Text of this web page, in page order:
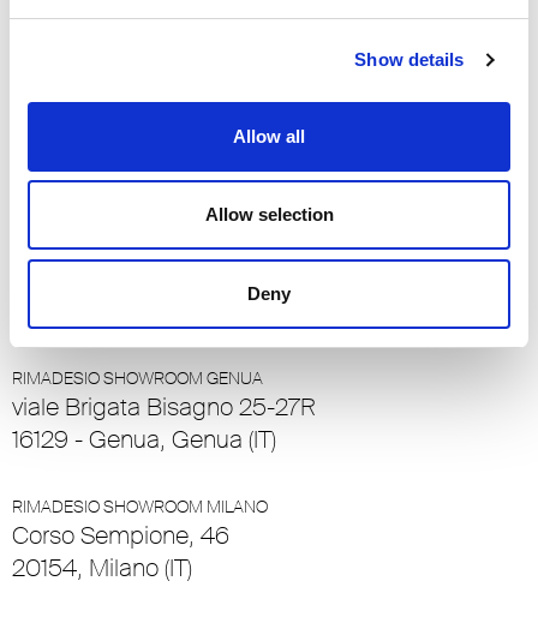
Show details
Allow all
Allow selection
Deny
via Visconti di Modrone 26
22100 - Como, Como (IT)
RIMADESIO SHOWROOM COSENZA
87036 - Rende, Cosenza (IT)
RIMADESIO SHOWROOM GENUA
viale Brigata Bisagno 25-27R
16129 - Genua, Genua (IT)
RIMADESIO SHOWROOM MILANO
Corso Sempione, 46
20154, Milano (IT)